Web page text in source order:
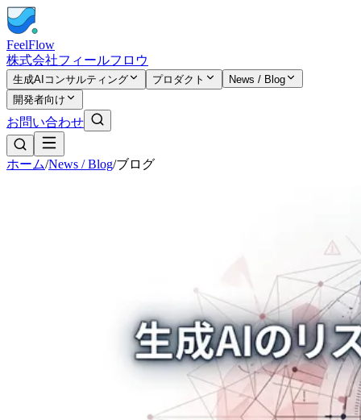
FeelFlow
株式会社フィールフロウ
生成AIコンサルティング プロダクト
News / Blog
開発者向け
お問い合わせ
ホーム/News / Blog/ブログ